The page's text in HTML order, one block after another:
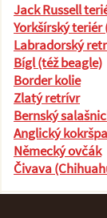
Jack Russell
Yorkšírský
Labradorský
Bígl (též beagle)
Border kolie
Zlatý retrívr
Bernský
Anglický
Německý ovčák
Čivava